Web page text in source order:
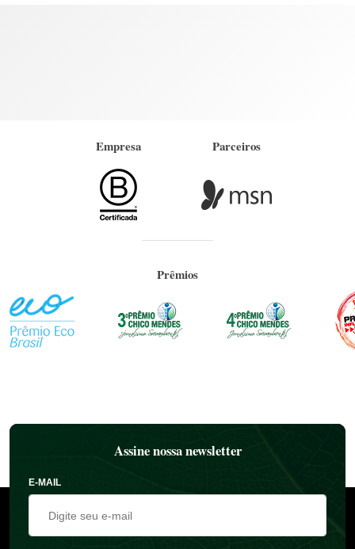
Empresa Parceiros
Prêmios
Assine nossa newsletter
E-MAIL